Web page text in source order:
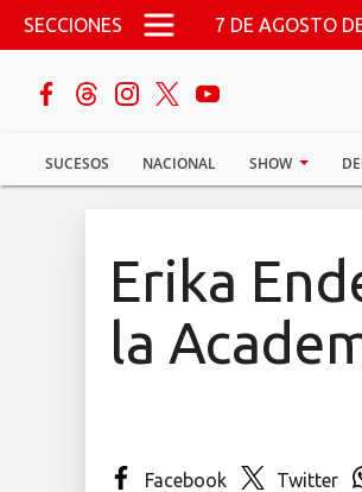
Pasar al contenido principal
SECCIONES 7 DE AGOSTO
SUCESOS NACIONAL SHOW
buscar
Sucesos
Erika
la
Facebook Twitter